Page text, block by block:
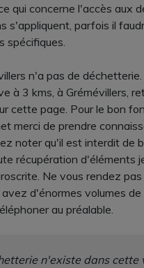
qui concerne l'accès aux
s'appliquent, parfois il
spécifiques.
n'a pas de
à 3 kms, à Grémévillers,
cette page. Pour le bon
merci de prendre
noter qu'il est interdit de
récupération d'éléments
Ne vous rendez
d'énormes volumes
au préalable.
n'existe dans cette